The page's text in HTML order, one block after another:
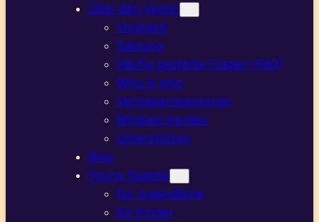
Über den Verein
Vorstand
Satzung
Häufig gestellte Fragen (FAQ)
Who is who
Vertrauenspersonen
Mitglied werden
Unterstützen
Blog
Young Skeptix
für Jugendliche
für Kinder